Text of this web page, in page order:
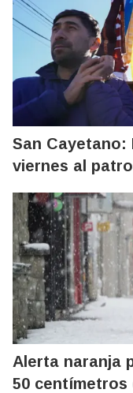
San Cayetano:
viernes al
Alerta naranja
50 centímetros